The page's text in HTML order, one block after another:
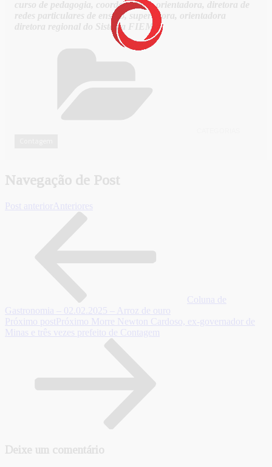
curso de pedagogia, coordenadora, orientadora, diretora de
redes particulares de ensino, supervisora, orientadora
diretora regional do Sistema FIEMG.
Navegação de Post
Post anterior Anteriores
Coluna de
Gastronomia – 02.02.2025 – Arroz de ouro
Próximo post Próximo Morre Newton Cardoso, ex-governador de
Minas e três vezes prefeito de Contagem
Deixe um comentário